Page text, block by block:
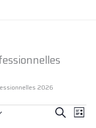
2026
Recherche
Recherche
Liste